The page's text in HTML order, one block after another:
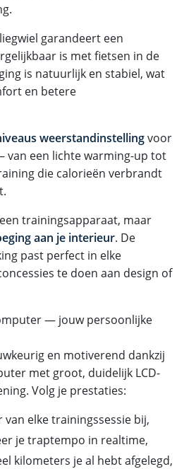
garandeert een
is met fietsen in de
is natuurlijk en stabiel, wat
en betere
weerstandinstellingvoor
van een lichte warming-up tot
die calorieën verbrandt
trainingsapparaat, maar
aan je interieur. De
past perfect in elke
te doen aan design of
— jouw persoonlijke
en motiverend dankzij
met groot, duidelijk LCD-
Volg je prestaties:
elke trainingssessie bij,
je traptempo in realtime,
kilometers je al hebt afgelegd,